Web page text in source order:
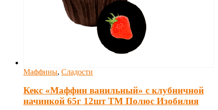
Маффины, Сладости
Кекс «Маффин ванильный» с клубничной
начинкой 65г 12шт ТМ Полюс Изобилия